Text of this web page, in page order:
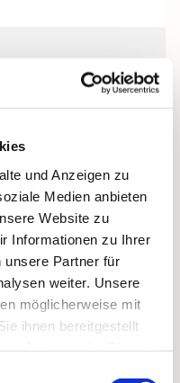
und Anzeigen zu
Medien anbieten
Website zu
Informationen zu Ihrer
unsere Partner für
weiter. Unsere
möglicherweise mit
ihnen bereitgestellt
2027, 09:00